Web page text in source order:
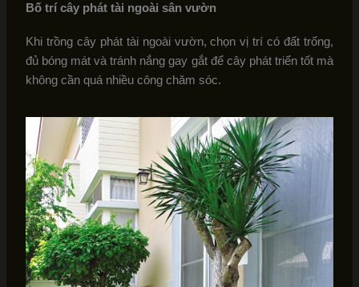
Bố trí cây phát tài ngoài sân vườn
Khi trồng cây phát tài ngoài vườn, chọn vị trí có đất trống,
đủ bóng mát và tránh nắng gay gắt để cây phát triển tốt mà
không cần quá nhiều công chăm sóc.